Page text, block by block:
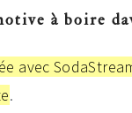
à boire
avec
.